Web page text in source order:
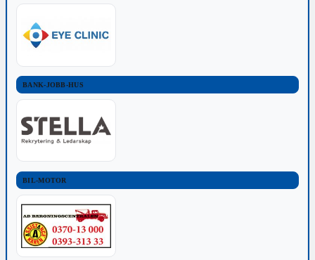
BANK-JOBB-HUS
BIL-MOTOR